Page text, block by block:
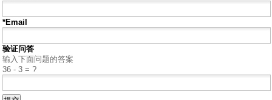
*Email
验证问答
输入下面问题的答案
36 - 3 = ?